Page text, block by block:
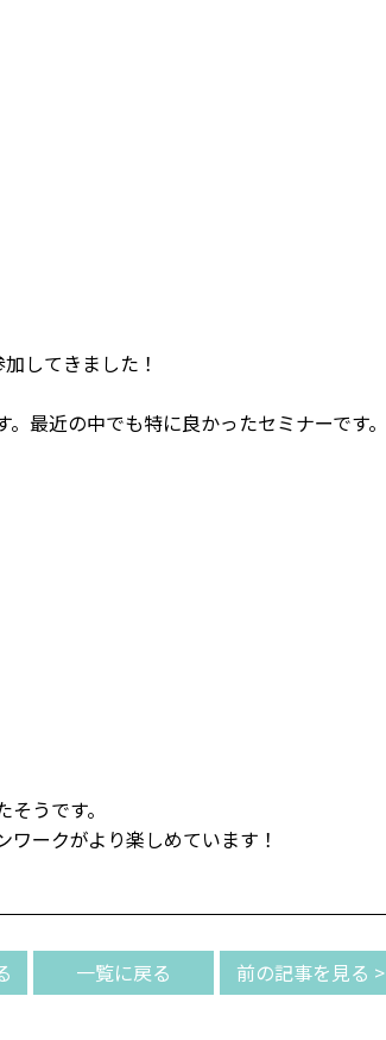
してきました！
最近の中でも特に良かったセミナーです。
うです。
ークがより楽しめています！
一覧に戻る 前の記事を見る >